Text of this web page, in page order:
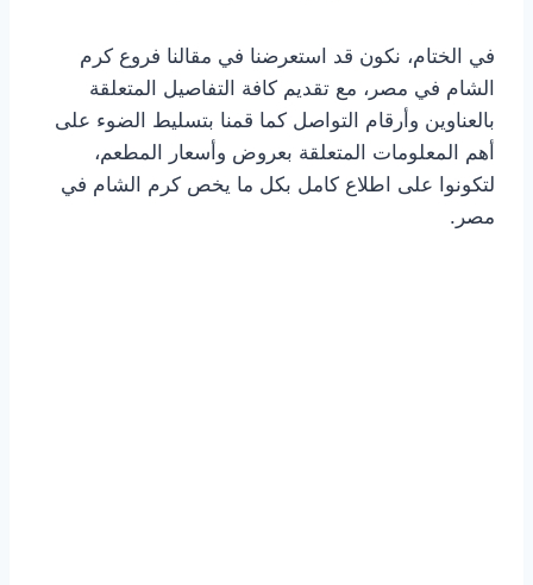
في الختام، نكون قد استعرضنا في مقالنا فروع كرم
الشام في مصر، مع تقديم كافة التفاصيل المتعلقة
بالعناوين وأرقام التواصل كما قمنا بتسليط الضوء على
أهم المعلومات المتعلقة بعروض وأسعار المطعم،
لتكونوا على اطلاع كامل بكل ما يخص كرم الشام في
مصر.